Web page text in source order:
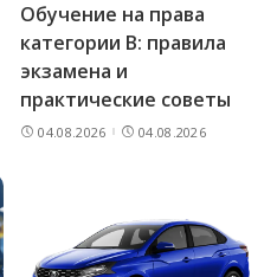
Обучение на права
категории B: правила
экзамена и
практические советы
04.08.2026 04.08.2026